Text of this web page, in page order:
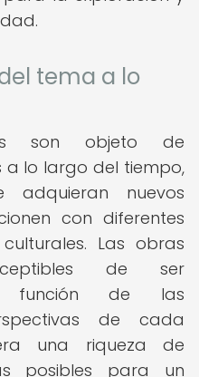
tema a lo
son objeto de
a lo largo del tiempo,
nuevos
con diferentes
Las obras
de ser
función de las
de cada
una riqueza de
posibles para un